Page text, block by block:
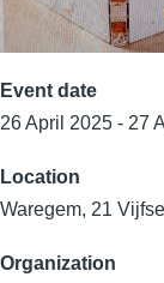
Event date
26 April 2025 - 27
Location
Waregem, 21
Organization